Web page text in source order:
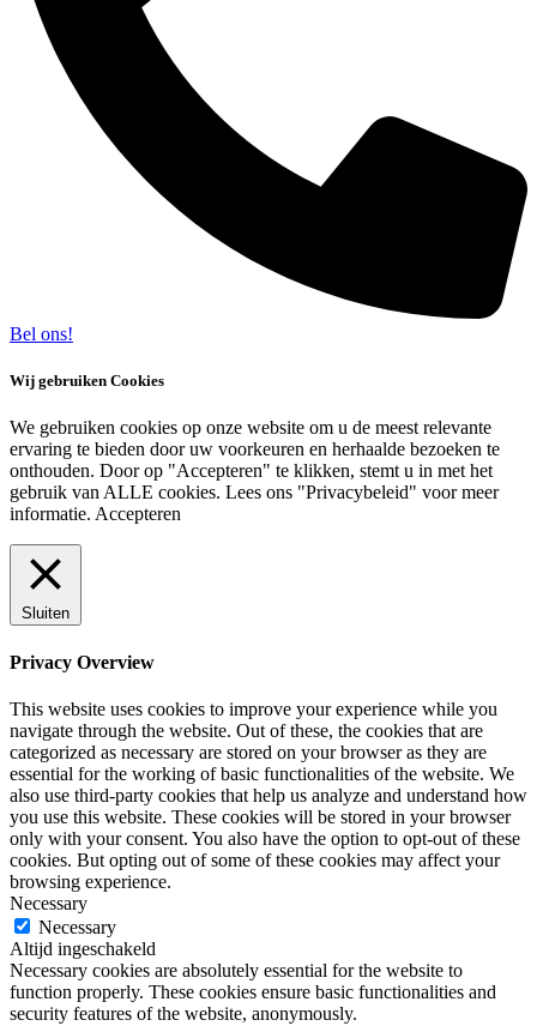
Bel ons!
Wij gebruiken Cookies
We gebruiken cookies op onze website om u de meest relevante
ervaring te bieden door uw voorkeuren en herhaalde bezoeken te
onthouden. Door op "Accepteren" te klikken, stemt u in met het
gebruik van ALLE cookies. Lees ons "Privacybeleid" voor meer
informatie. Accepteren
Sluiten
Privacy Overview
This website uses cookies to improve your experience while you
navigate through the website. Out of these, the cookies that are
categorized as necessary are stored on your browser as they are
essential for the working of basic functionalities of the website. We
also use third-party cookies that help us analyze and understand how
you use this website. These cookies will be stored in your browser
only with your consent. You also have the option to opt-out of these
cookies. But opting out of some of these cookies may affect your
browsing experience.
Necessary
Necessary
Altijd ingeschakeld
Necessary cookies are absolutely essential for the website to
function properly. These cookies ensure basic functionalities and
security features of the website, anonymously.